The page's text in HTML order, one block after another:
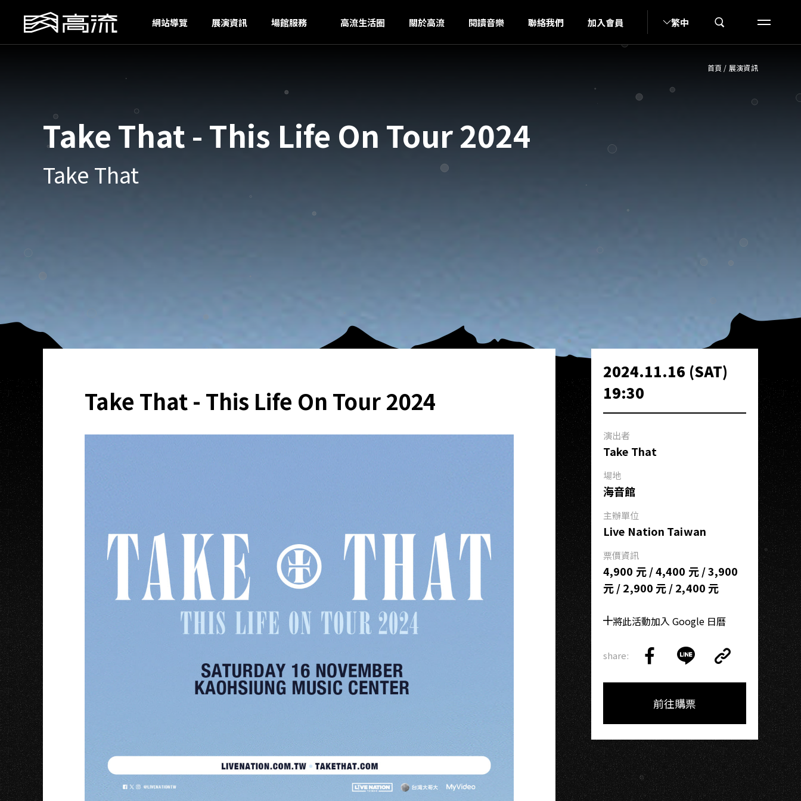
網站導覽 展演資訊 場館服務 高流生活圈 關於高流 閱讀音樂 聯絡我們 加入會員 繁中
首頁 / 展演資訊
Take That - This Life On Tour 2024
Take That
Take That - This Life On Tour 2024
2024.11.16 (SAT)
19:30
演出者
Take That
場地
海音館
主辦單位
Live Nation Taiwan
票價資訊
4,900 元 / 4,400 元 / 3,900
元 / 2,900 元 / 2,400 元
將此活動加入 Google 日曆
share:
on
Facebook
on
LINE
Link
Copy
前往購票